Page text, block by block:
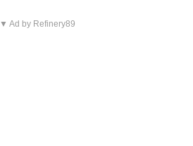
▼ Ad by Refinery89